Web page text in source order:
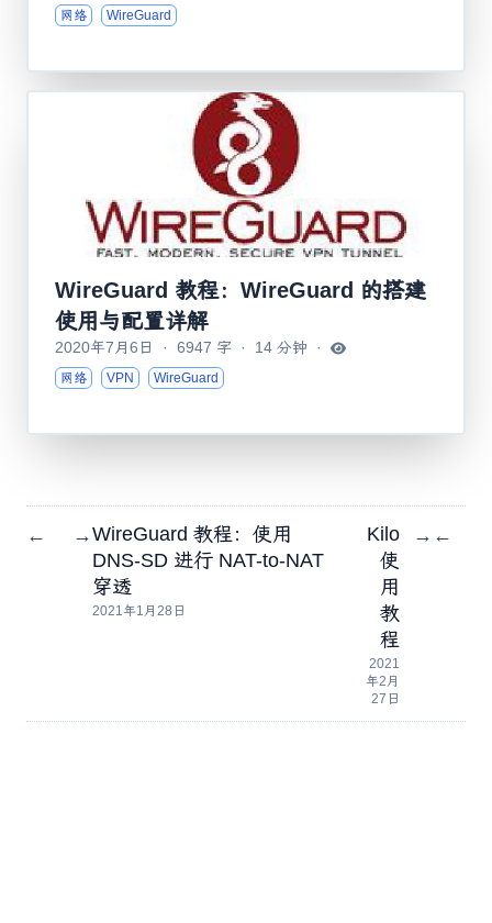
网络 WireGuard
WireGuard 教程：WireGuard 的搭建
使用与配置详解
2020年7月6日 · 6947 字 · 14 分钟 ·
网络 VPN WireGuard
← →WireGuard 教程：使用
DNS-SD 进行 NAT-to-NAT
穿透
2021年1月28日
Kilo
使
用
教
程
2021
年2月
27日
→ ←